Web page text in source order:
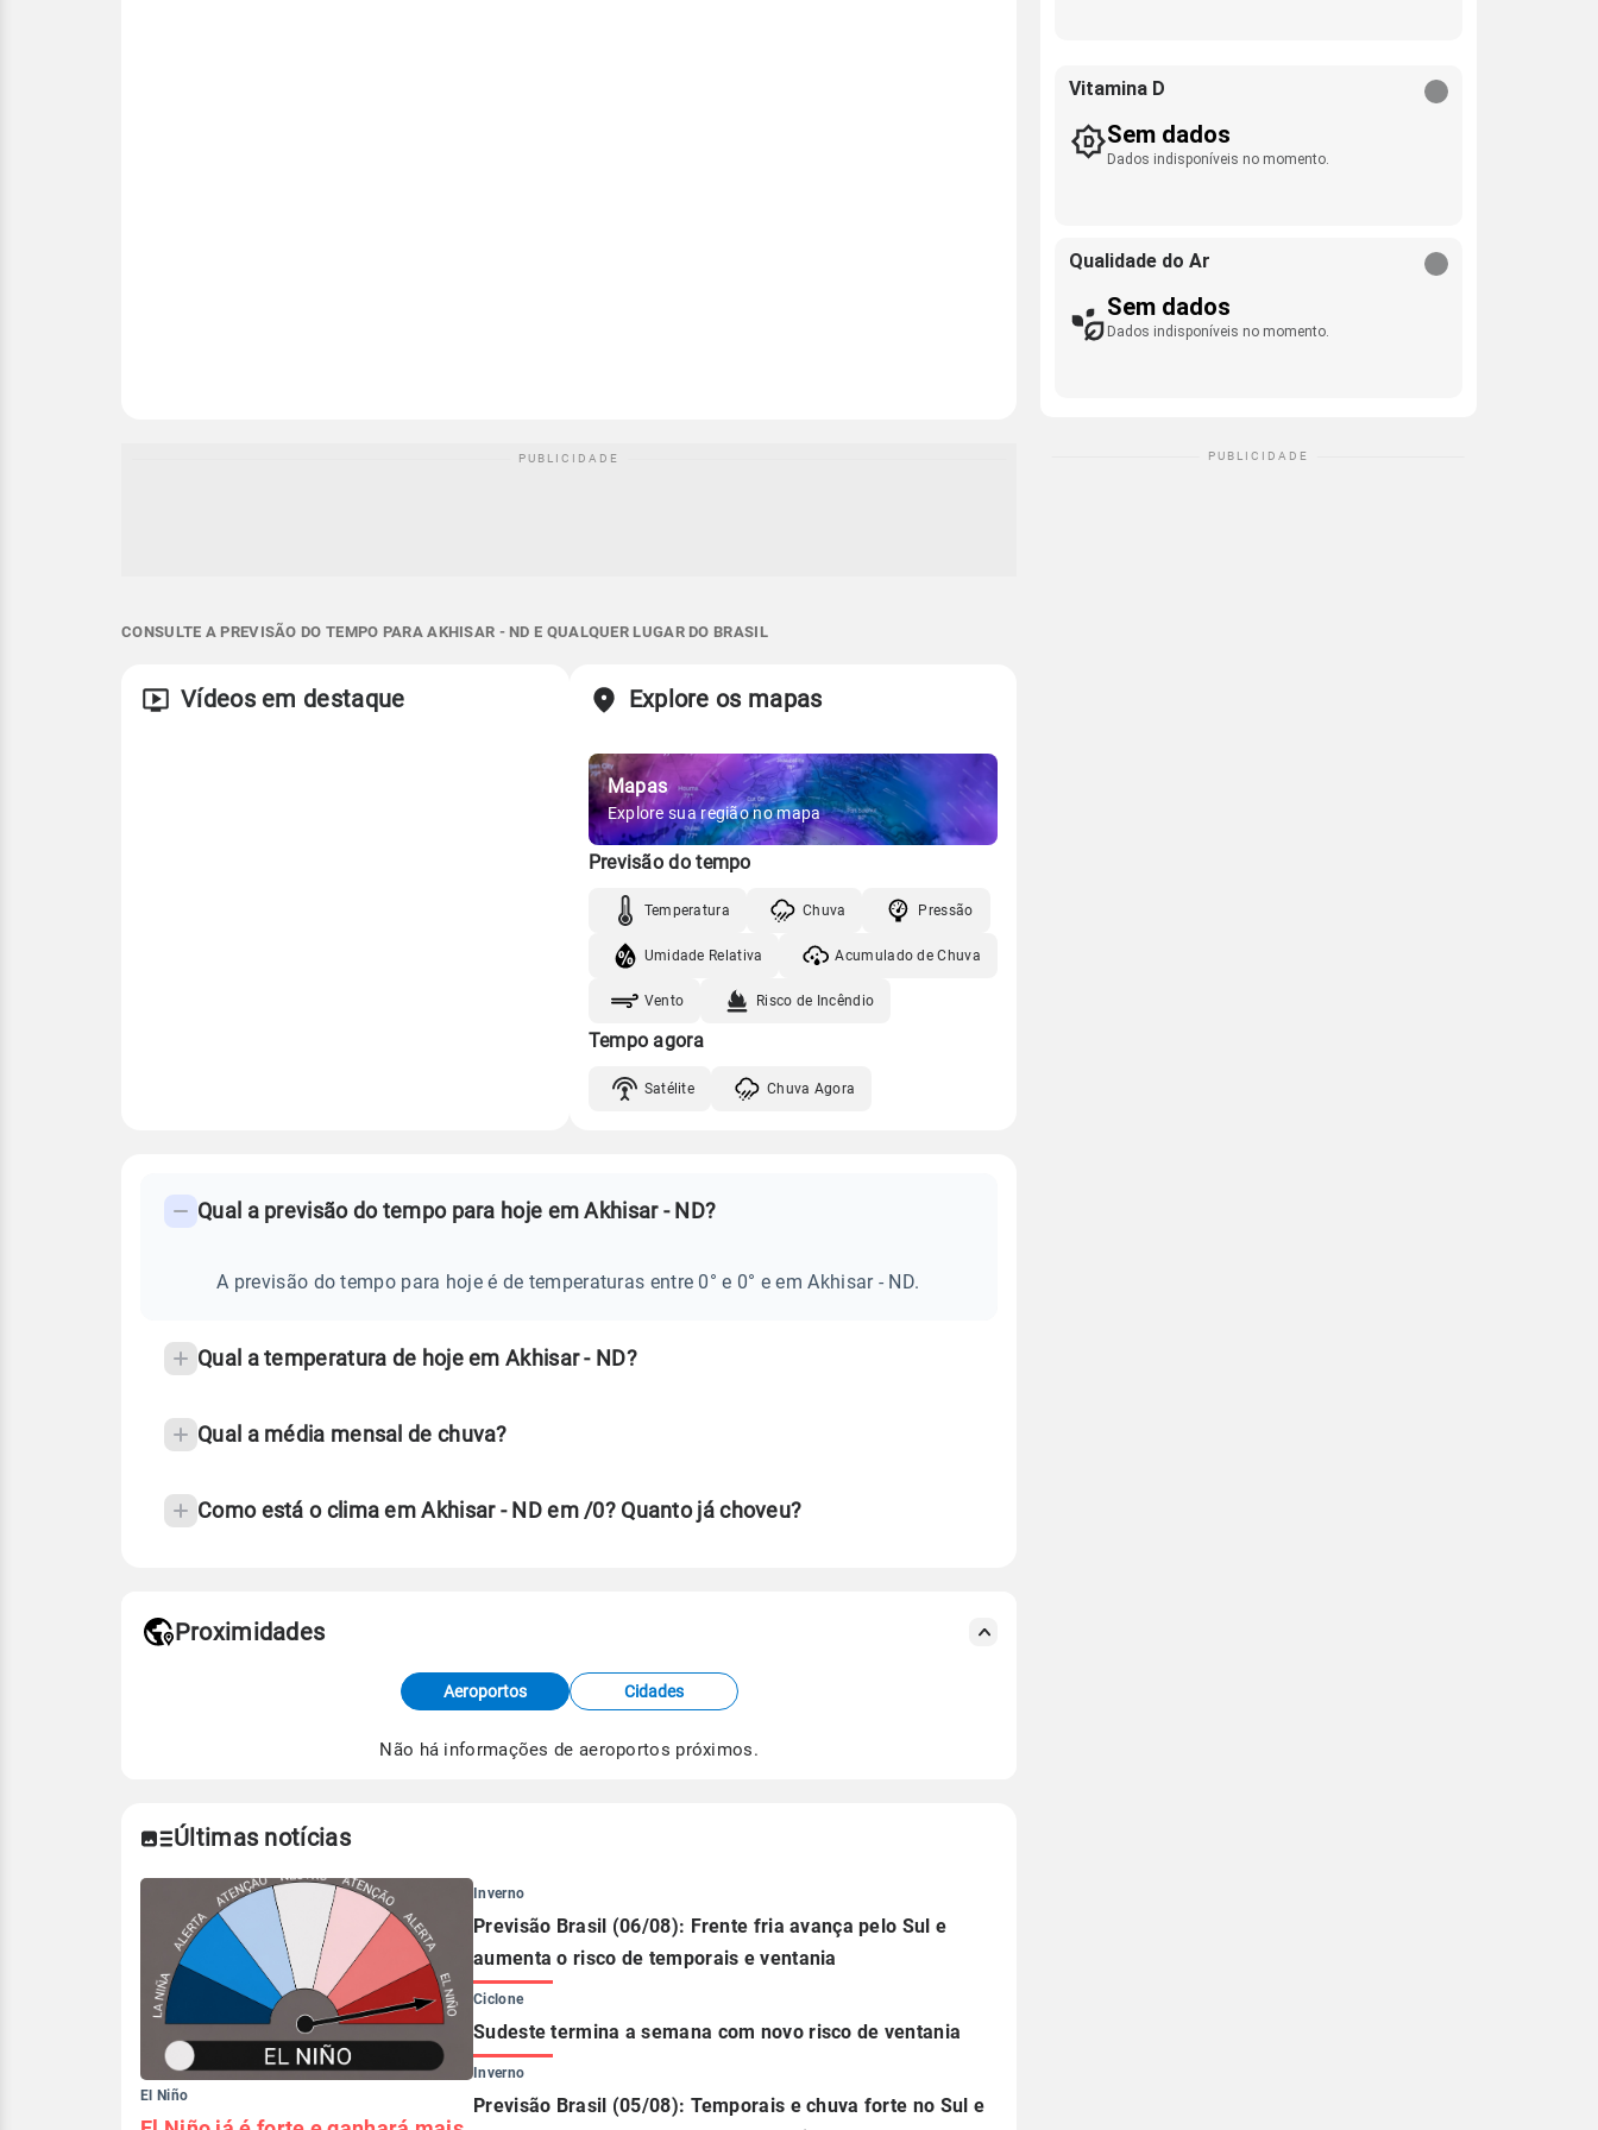
CONSULTE A PREVISÃO DO TEMPO PARA AKHISAR - ND E QUALQUER LUGAR DO BRASIL
Vídeos em destaque Explore os mapas
Mapas
Explore sua região no mapa
Previsão do tempo
Temperatura Chuva Pressão
Umidade Relativa Acumulado de Chuva
Vento Risco de Incêndio
Tempo agora
Satélite Chuva Agora
PREVISÃO
frequentes
chuva
Qual a previsão do tempo para hoje em Akhisar - ND?
A previsão do tempo para hoje é de temperaturas entre 0° e 0° e em Akhisar - ND.
Qual a temperatura de hoje em Akhisar - ND?
Qual a média mensal de chuva?
Como está o clima em Akhisar - ND em /0? Quanto já choveu?
de Tempo e Estudos Climáticos (CPTEC).
Proximidades
Aeroportos Cidades
Não há informações de aeroportos próximos.
Últimas notícias
El Niño
Inverno
Previsão Brasil (06/08): Frente fria avança pelo Sul e
aumenta o risco de temporais e ventania
Ciclone
Sudeste termina a semana com novo risco de ventania
Inverno
Previsão Brasil (05/08): Temporais e chuva forte no Sul e
Vitamina D
Sem dados
Dados indisponíveis no momento.
Qualidade do Ar
Sem dados
Dados indisponíveis no momento.